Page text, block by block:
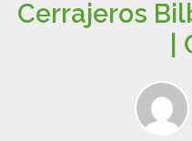
Cerrajeros